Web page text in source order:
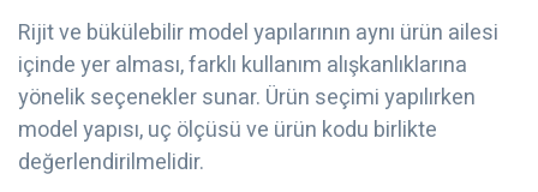
Rijit ve bükülebilir model yapılarının aynı ürün ailesi
içinde yer alması, farklı kullanım alışkanlıklarına
yönelik seçenekler sunar. Ürün seçimi yapılırken
model yapısı, uç ölçüsü ve ürün kodu birlikte
değerlendirilmelidir.